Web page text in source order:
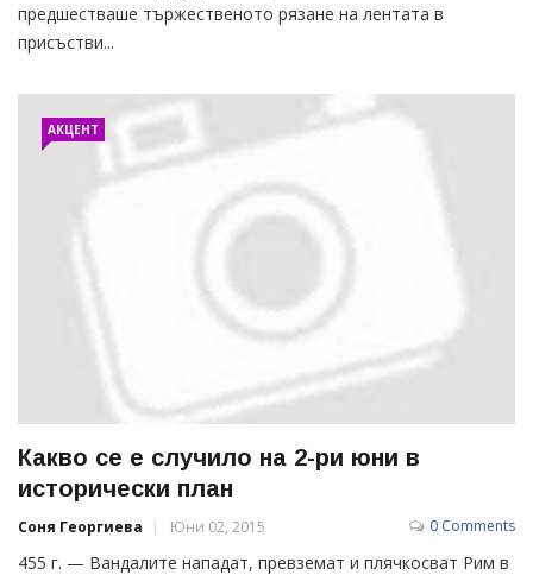
предшестваше тържественото рязане на лентата в
присъстви...
АКЦЕНТ
Какво се е случило на 2-ри юни в
исторически план
Соня Георгиева Юни 02, 2015 0 Comments
455 г. — Вандалите нападат, превземат и плячкосват Рим в